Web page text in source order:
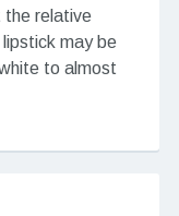
the relative
may be
to almost